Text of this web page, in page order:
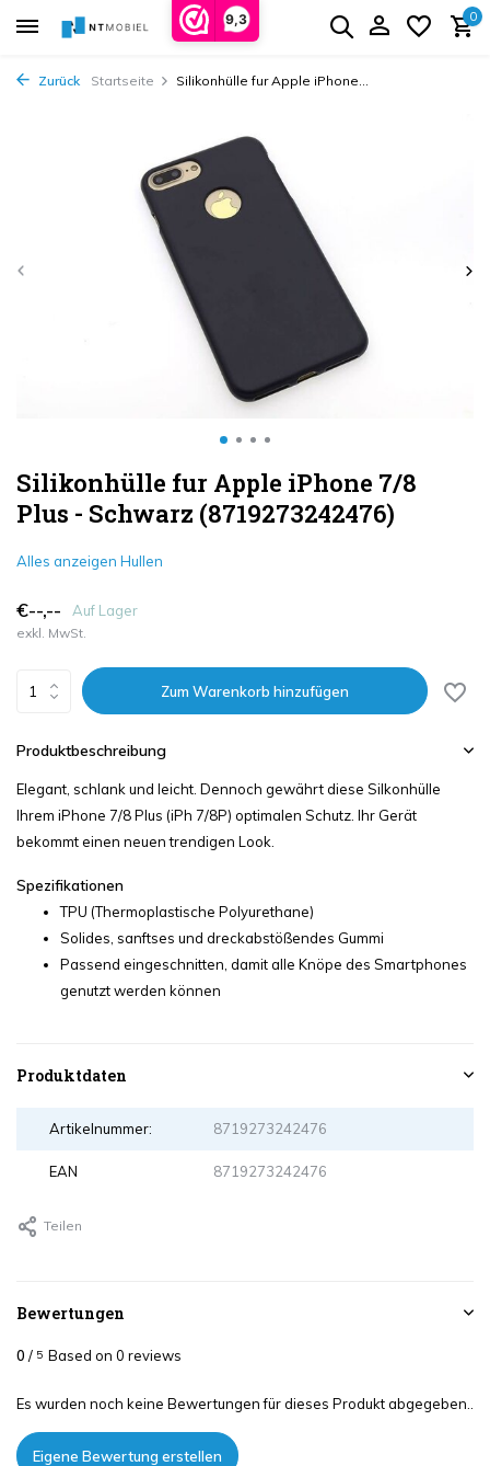
9,3 0
Zurück Startseite Silikonhülle fur Apple iPhone...
Silikonhülle fur Apple iPhone 7/8
Plus - Schwarz (8719273242476)
Alles anzeigen Hullen
€--,-- Auf Lager
exkl. MwSt.
Zum Warenkorb hinzufügen
Produktbeschreibung
Elegant, schlank und leicht. Dennoch gewährt diese Silkonhülle
Ihrem iPhone 7/8 Plus (iPh 7/8P) optimalen Schutz. Ihr Gerät
bekommt einen neuen trendigen Look.
Spezifikationen
TPU (Thermoplastische Polyurethane)
Solides, sanftses und dreckabstößendes Gummi
Passend eingeschnitten, damit alle Knöpe des Smartphones
genutzt werden können
Produktdaten
Artikelnummer: 8719273242476
EAN 8719273242476
Teilen
Bewertungen
0 / 5 Based on 0 reviews
Es wurden noch keine Bewertungen für dieses Produkt abgegeben..
Eigene Bewertung erstellen